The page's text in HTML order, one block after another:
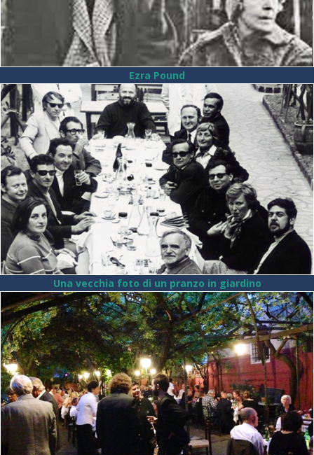
Ezra Pound
Una vecchia foto di un pranzo in giardino